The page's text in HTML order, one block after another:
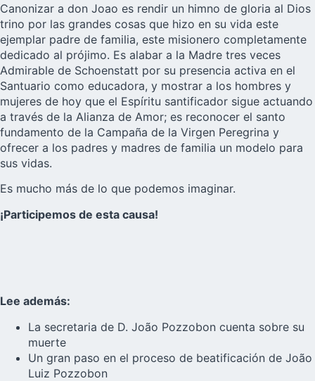
Canonizar a don Joao es rendir un himno de gloria al Dios
trino por las grandes cosas que hizo en su vida este
ejemplar padre de familia, este misionero completamente
dedicado al prójimo. Es alabar a la Madre tres veces
Admirable de Schoenstatt por su presencia activa en el
Santuario como educadora, y mostrar a los hombres y
mujeres de hoy que el Espíritu santificador sigue actuando
a través de la Alianza de Amor; es reconocer el santo
fundamento de la Campaña de la Virgen Peregrina y
ofrecer a los padres y madres de familia un modelo para
sus vidas.
Es mucho más de lo que podemos imaginar.
¡Participemos de esta causa!
Lee además:
La secretaria de D. João Pozzobon cuenta sobre su
muerte
Un gran paso en el proceso de beatificación de João
Luiz Pozzobon